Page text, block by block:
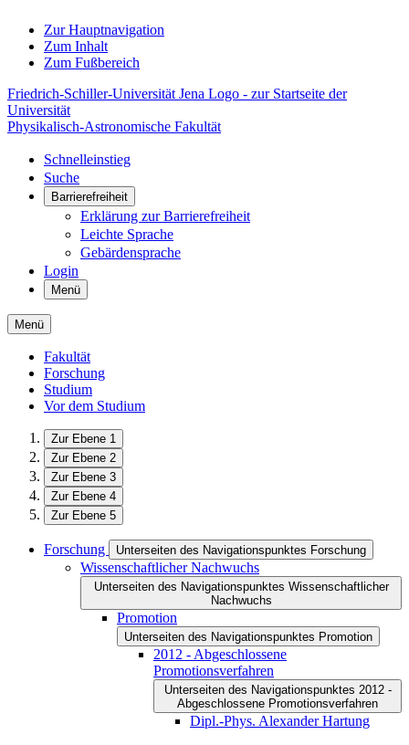
Zur Hauptnavigation
Zum Inhalt
Zum Fußbereich
Friedrich-Schiller-Universität Jena Logo - zur Startseite der
Universität
Physikalisch-Astronomische Fakultät
Schnelleinstieg
Suche
Barrierefreiheit
Erklärung zur Barrierefreiheit
Leichte Sprache
Gebärdensprache
Login
Menü
Menü
Fakultät
Forschung
Studium
Vor dem Studium
Zur Ebene 1
Zur Ebene 2
Zur Ebene 3
Zur Ebene 4
Zur Ebene 5
Forschung Unterseiten des Navigationspunktes Forschung
Wissenschaftlicher Nachwuchs
Unterseiten des Navigationspunktes Wissenschaftlicher
Nachwuchs
Promotion
Unterseiten des Navigationspunktes Promotion
2012 - Abgeschlossene
Promotionsverfahren
Unterseiten des Navigationspunktes 2012 -
Abgeschlossene Promotionsverfahren
Dipl.-Phys. Alexander Hartung